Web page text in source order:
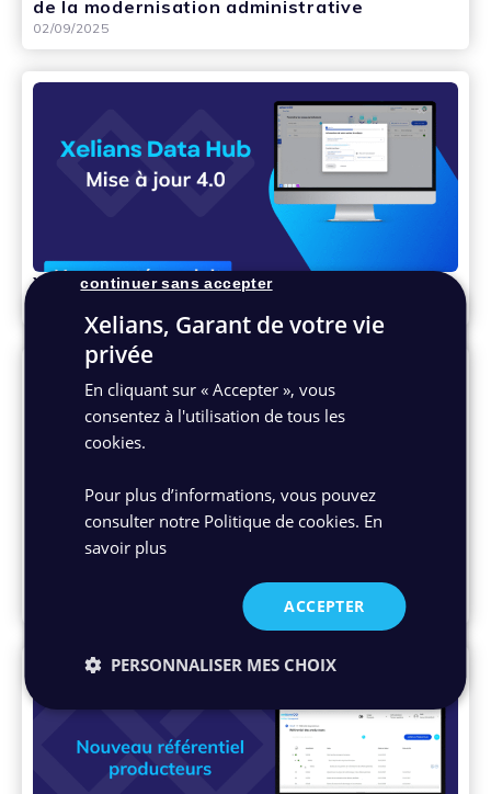
de la modernisation administrative
02/09/2025
Xelians Data Hub version 4.0
Xelians présent au Congrès des Notaires –
Xelians, Garant de votre vie
privée
En cliquant sur « Accepter », vous
consentez à l'utilisation de tous les
cookies.
Pour plus d’informations, vous pouvez
consulter notre Politique de cookies. En
savoir plus
ACCEPTER
continuer sans accepter
PERSONNALISER MES CHOIX